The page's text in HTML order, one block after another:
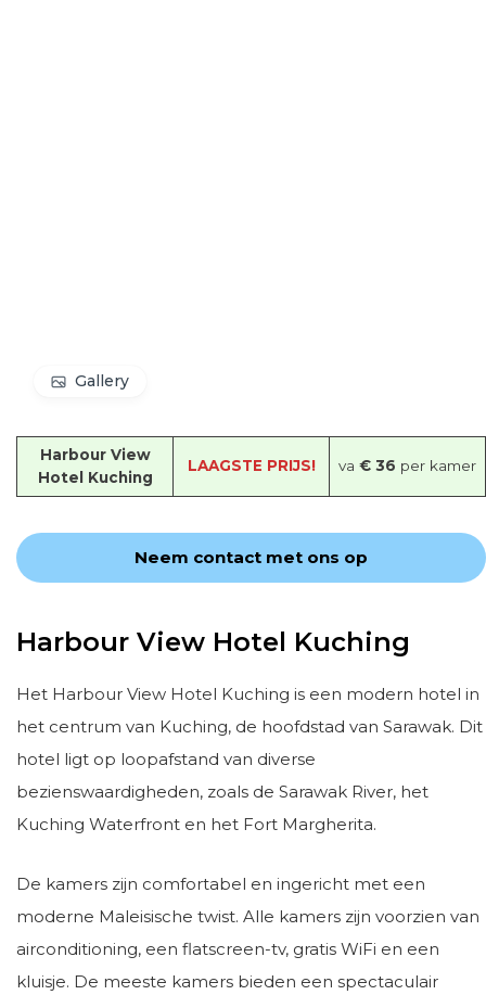
Gallery
Harbour View
Hotel Kuching
LAAGSTE PRIJS! va € 36 per kamer
Neem contact met ons op
Harbour View Hotel Kuching
Het Harbour View Hotel Kuching is een modern hotel in
het centrum van Kuching, de hoofdstad van Sarawak. Dit
hotel ligt op loopafstand van diverse
bezienswaardigheden, zoals de Sarawak River, het
Kuching Waterfront en het Fort Margherita.
De kamers zijn comfortabel en ingericht met een
moderne Maleisische twist. Alle kamers zijn voorzien van
airconditioning, een flatscreen-tv, gratis WiFi en een
kluisje. De meeste kamers bieden een spectaculair